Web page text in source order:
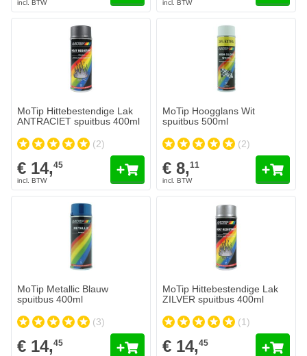
MoTip Hittebestendige Lak
ANTRACIET spuitbus 400ml
(2)
€ 14,45
MoTip Hoogglans Wit
spuitbus 500ml
(2)
€ 8,11
MoTip Metallic Blauw
spuitbus 400ml
(3)
€ 14,45
MoTip Hittebestendige Lak
ZILVER spuitbus 400ml
(1)
€ 14,45